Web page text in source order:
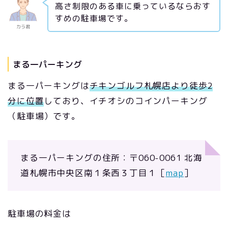
カラ君
高さ制限のある車に乗っているならおす
すめの駐車場です。
まる一パーキング
まる一パーキングはチキンゴルフ札幌店より徒歩2
分に位置しており、イチオシのコインパーキング
（駐車場）です。
まる一パーキングの住所：〒060-0061 北海
道札幌市中央区南１条西３丁目１［map］
駐車場の料金は